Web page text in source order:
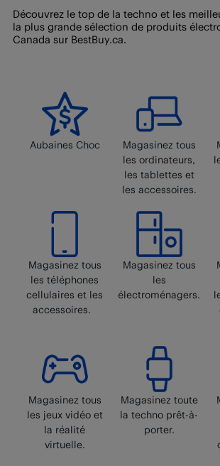
la Place de marché en magasin.
confiance sur BestBuy.ca, suivez cette
retourner un article de la Place de
pouvez pas retourner les produits de la
Découvrez le top de la techno et les
la plus grande sélection de produits
Canada sur BestBuy.ca.
Aubaines Choc
Magasinez tous
les ordinateurs,
les tablettes et
les accessoires.
Magasinez tous
les téléphones
cellulaires et les
accessoires.
Magasinez tous
les
électroménagers.
Magasinez tous
les jeux vidéo et
la réalité
virtuelle.
Magasinez toute
la techno prêt-à-
porter.